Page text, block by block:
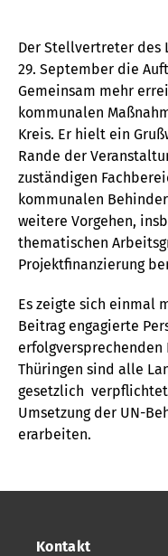
Der Stellvertreter des
29. September die
Gemeinsam mehr
kommunalen
Kreis. Er hielt ein
Rande der
zuständigen
kommunalen
weitere Vorgehen,
thematischen
Projektfinanzierung
Es zeigte sich einmal
Beitrag engagierte
erfolgversprechenden
Thüringen sind alle
gesetzlich
Umsetzung der UN-
erarbeiten.
Kontakt